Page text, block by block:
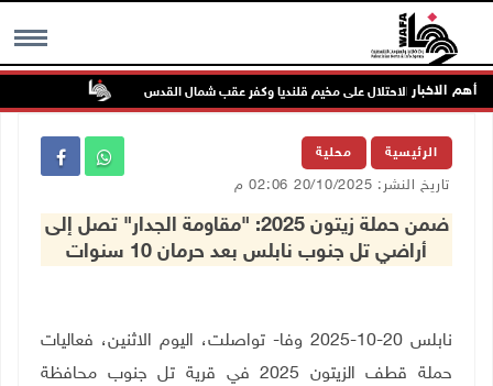
MENU أهم الاخبار
الرئيسية محلية
تاريخ النشر: 20/10/2025 02:06 م
ضمن حملة زيتون 2025: "مقاومة الجدار" تصل إلى
أراضي تل جنوب نابلس بعد حرمان 10 سنوات
نابلس 20-10-2025 وفا- تواصلت، اليوم الاثنين، فعاليات
حملة قطف الزيتون 2025 في قرية تل جنوب محافظة